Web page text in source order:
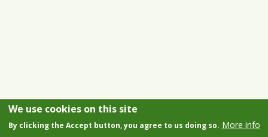
We use cookies on this site
By clicking the Accept button, you agree to us doing so. More info